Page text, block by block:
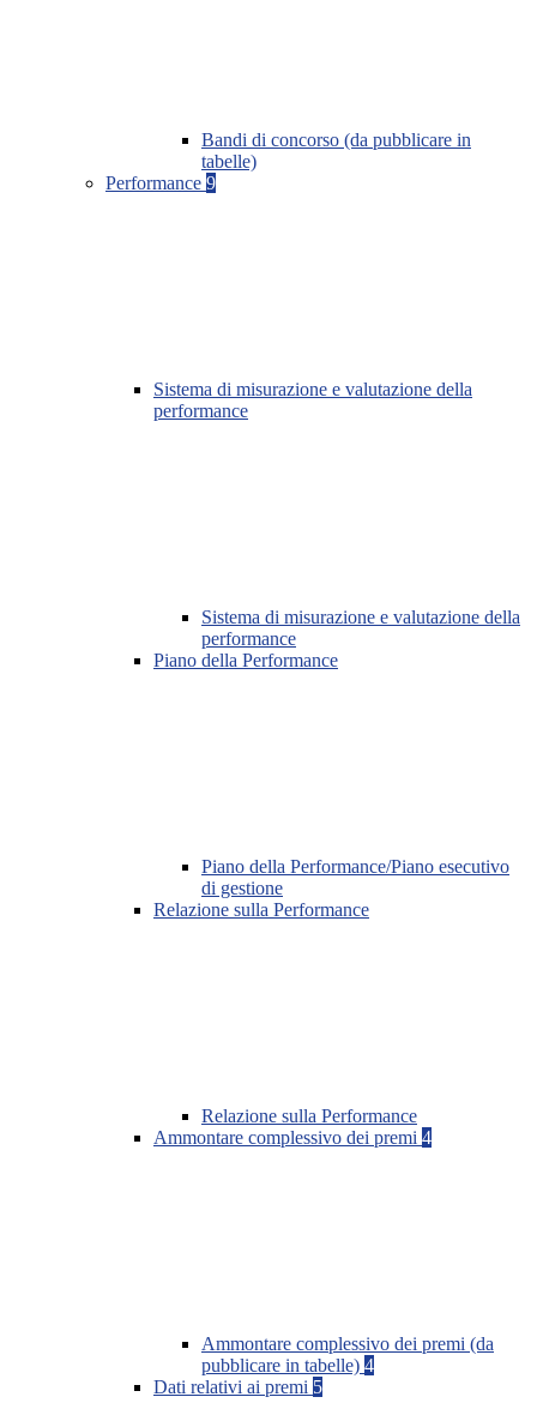
Bandi di concorso (da pubblicare in
tabelle)
Performance 9
Sistema di misurazione e valutazione della
performance
Sistema di misurazione e valutazione della
performance
Piano della Performance
Piano della Performance/Piano esecutivo
di gestione
Relazione sulla Performance
Relazione sulla Performance
Ammontare complessivo dei premi 4
Ammontare complessivo dei premi (da
pubblicare in tabelle) 4
Dati relativi ai premi 5